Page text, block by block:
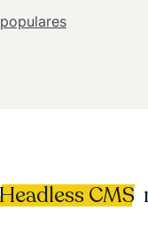
Headless CMS